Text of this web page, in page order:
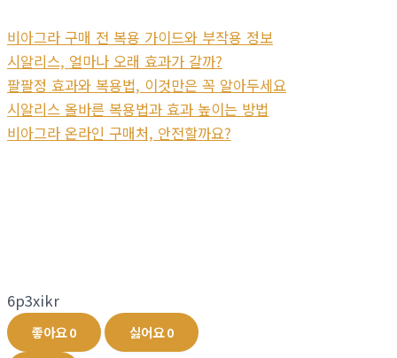
비아그라 구매 전 복용 가이드와 부작용 정보
시알리스, 얼마나 오래 효과가 갈까?
팔팔정 효과와 복용법, 이것만은 꼭 알아두세요
시알리스 올바른 복용법과 효과 높이는 방법
비아그라 온라인 구매처, 안전할까요?
6p3xikr
좋아요0 싫어요0